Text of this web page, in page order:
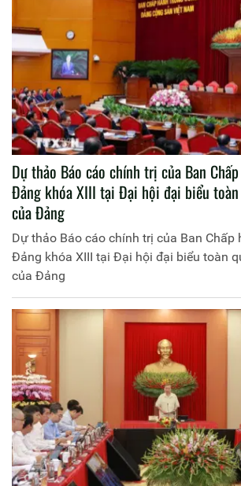
Dự thảo Báo cáo chính trị của Ban
Đảng khóa XIII tại Đại hội đại biểu
của Đảng
Dự thảo Báo cáo chính trị của Ban Chấp
Đảng khóa XIII tại Đại hội đại biểu toàn
của Đảng